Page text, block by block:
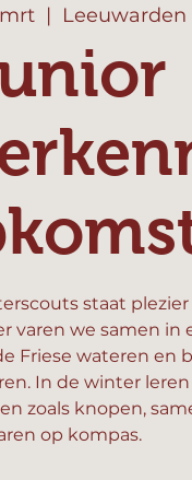
  |
Leeuwarden
staat
varen we samen in
Friese wateren en
In de winter
zoals knopen,
op kompas.